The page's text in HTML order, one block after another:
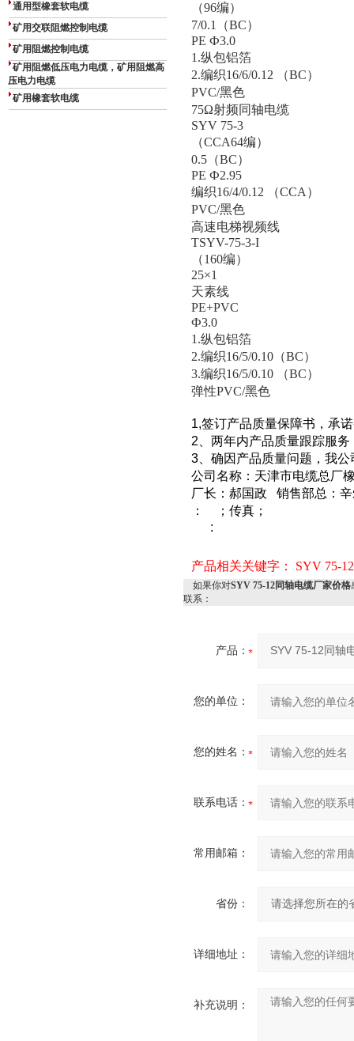
通用型橡套软电缆
矿用交联阻燃控制电缆
矿用阻燃控制电缆
矿用阻燃低压电力电缆，矿用阻燃高
压电力电缆
矿用橡套软电缆
（96编）
7/0.1（BC）
PE Ф3.0
1.纵包铝箔
2.编织16/6/0.12 （BC）
PVC/黑色
75Ω射频同轴电缆
SYV 75-3
（CCA64编）
0.5（BC）
PE Ф2.95
编织16/4/0.12 （CCA）
PVC/黑色
高速电梯视频线
TSYV-75-3-I
（160编）
25×1
天素线
PE+PVC
Ф3.0
1.纵包铝箔
2.编织16/5/0.10（BC）
3.编织16/5/0.10 （BC）
弹性PVC/黑色
1,签订产品质量保障书，承诺
2、两年内产品质量跟踪服
3、确因产品质量问题，我
公司名称：天津市电缆总
厂长：郝国政
销售部总：
：
；传真；
:
产品相关关键字： SYV 75-
如果你对SYV 75-12同轴电缆厂家价格
联系：
产品：
您的单位：
您的姓名：
联系电话：
常用邮箱：
省份：
详细地址：
补充说明：